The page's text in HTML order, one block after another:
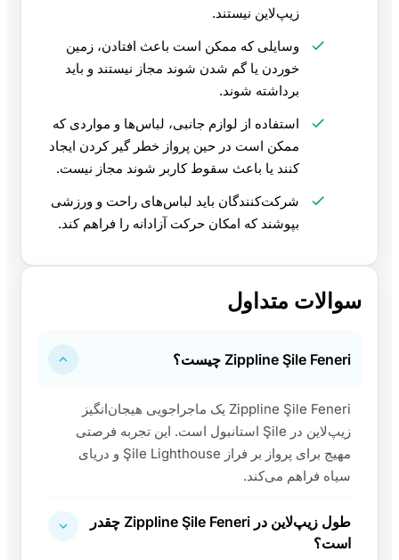
زیپ‌لاین نیستند.
وسایلی که ممکن است باعث افتادن، زمین
خوردن یا گم شدن شوند مجاز نیستند و باید
برداشته شوند.
استفاده از لوازم جانبی، لباس‌ها و مواردی که
ممکن است در حین پرواز خطر گیر کردن ایجاد
کنند یا باعث سقوط کاربر شوند مجاز نیست.
شرکت‌کنندگان باید لباس‌های راحت و ورزشی
بپوشند که امکان حرکت آزادانه را فراهم کند.
سوالات متداول
Zippline Şile Feneri چیست؟
Zippline Şile Feneri یک ماجراجویی هیجان‌انگیز
زیپ‌لاین در Şile استانبول است. این تجربه فرصتی
مهیج برای پرواز بر فراز Şile Lighthouse و دریای
سیاه فراهم می‌کند.
طول زیپ‌لاین در Zippline Şile Feneri چقدر
است؟